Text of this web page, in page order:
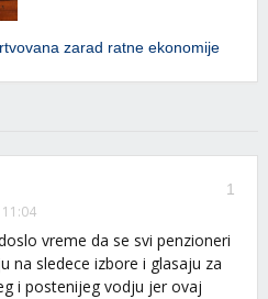
zarad ratne ekonomije
1
vreme da se svi penzioneri
na sledece izbore i glasaju za
i postenijeg vodju jer ovaj